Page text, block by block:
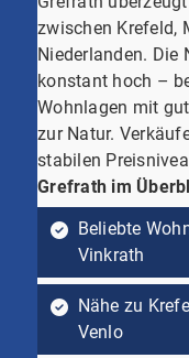
zwischen Krefeld,
Niederlanden.
konstant hoch –
Wohnlagen mit
zur Natur.
stabilen
Grefrath im
Beliebte
Vinkrath
Nähe zu
Venlo